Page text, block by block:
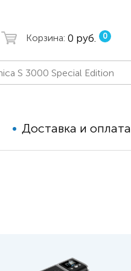
Корзина: 0 руб. 0
Доставка и оплата